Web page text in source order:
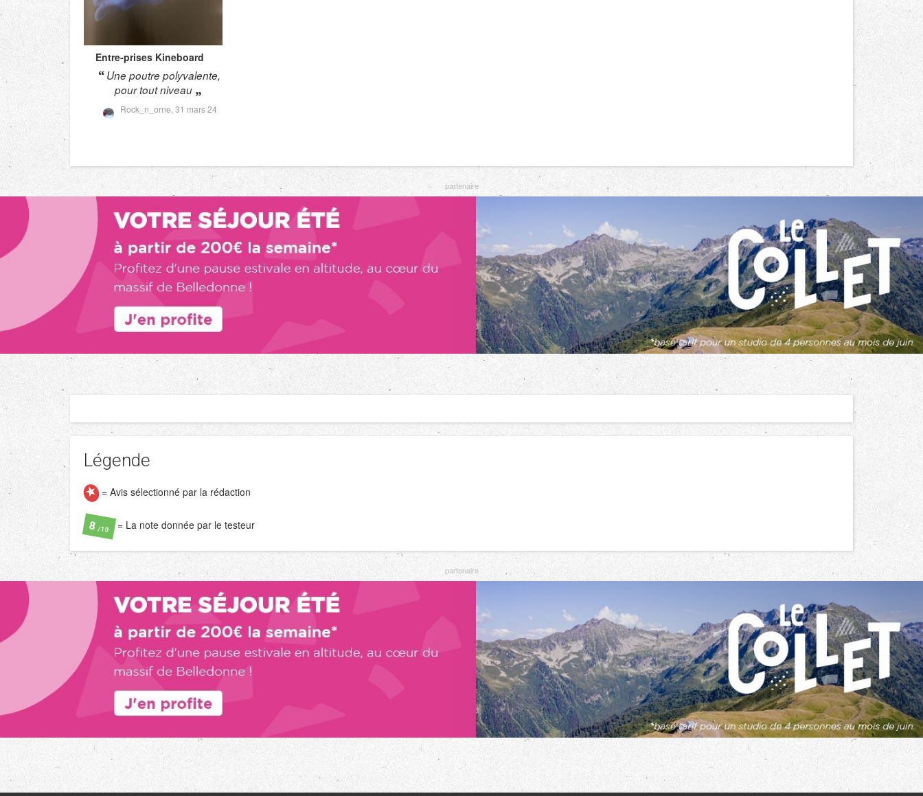
Entre-prises Kineboard
Une poutre polyvalente,
pour tout niveau
Rock_n_orne,31 mars 24
Légende
= Avis sélectionné par la rédaction
8/10 = La note donnée par le testeur